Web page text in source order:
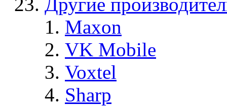
Другие
Maxon
VK Mobile
Voxtel
Sharp